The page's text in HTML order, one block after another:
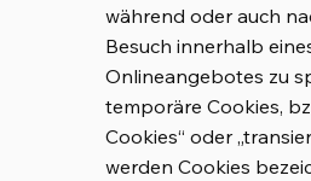
während oder auch
Besuch innerhalb
Onlineangebotes zu
temporäre Cookies,
Cookies“ oder
werden Cookies